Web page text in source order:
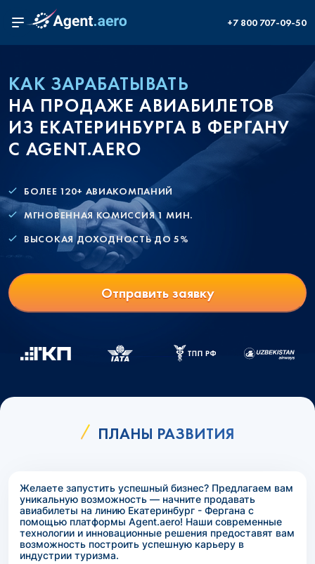
+7 800 707-09-50
КАК ЗАРАБАТЫВАТЬ
НА ПРОДАЖЕ АВИАБИЛЕТОВ
ИЗ ЕКАТЕРИНБУРГА В ФЕРГАНУ
С AGENT.AERO
БОЛЕЕ 120+ АВИАКОМПАНИЙ
МГНОВЕННАЯ КОМИССИЯ 1 МИН.
ВЫСОКАЯ ДОХОДНОСТЬ ДО 5%
Отправить заявку
ПЛАНЫ РАЗВИТИЯ
Желаете запустить успешный бизнес? Предлагаем вам
уникальную возможность — начните продавать
авиабилеты на линию Екатеринбург - Фергана с
помощью платформы Agent.aero! Наши современные
технологии и инновационные решения предоставят вам
возможность построить успешную карьеру в
индустрии туризма.